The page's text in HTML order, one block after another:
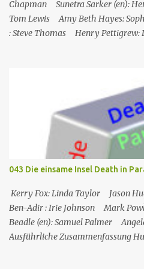
Gesicht". Ray Sho...
Chapman Sunetra Sarker (en):
Tom Lewis Amy Beth Hayes:
: Steve Thomas Henry
seinem Boot aufgefunden. Der
Touristen, die das Boot mit seinem
Mordes gemietet hatten, und dann
die das Boot am nächsten Tag
Die Verdächtigen sind nach
Kommandant beschließt
JP) nach London zu schicken, um
043 Die einsame Insel Death in
Kerry Fox: Linda Taylor Jason
Ben-Adir : Irie Johnson Mark
Beadle (en): Samuel Palmer
Ausführliche Zusammenfassung